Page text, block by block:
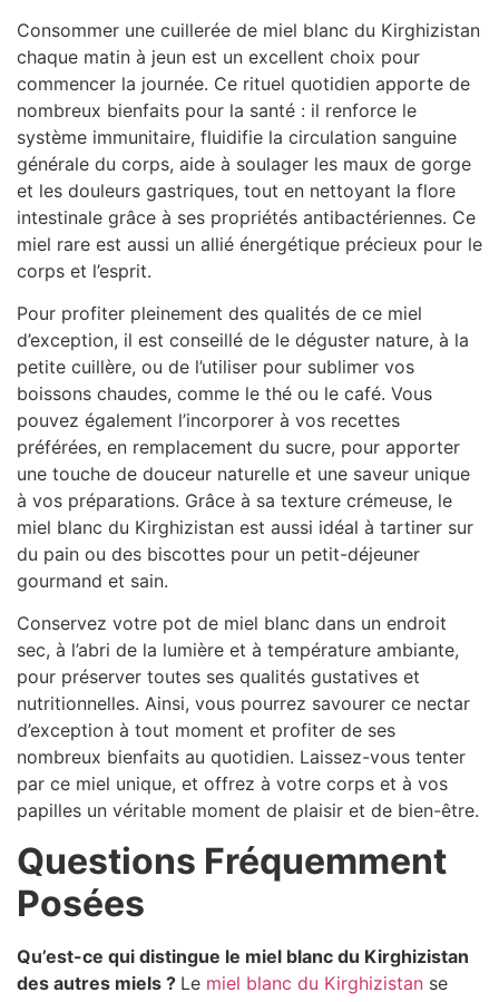
Consommer une cuillerée de miel blanc du Kirghizistan
chaque matin à jeun est un excellent choix pour
commencer la journée. Ce rituel quotidien apporte de
nombreux bienfaits pour la santé : il renforce le
système immunitaire, fluidifie la circulation sanguine
générale du corps, aide à soulager les maux de gorge
et les douleurs gastriques, tout en nettoyant la flore
intestinale grâce à ses propriétés antibactériennes. Ce
miel rare est aussi un allié énergétique précieux pour le
corps et l’esprit.
Pour profiter pleinement des qualités de ce miel
d’exception, il est conseillé de le déguster nature, à la
petite cuillère, ou de l’utiliser pour sublimer vos
boissons chaudes, comme le thé ou le café. Vous
pouvez également l’incorporer à vos recettes
préférées, en remplacement du sucre, pour apporter
une touche de douceur naturelle et une saveur unique
à vos préparations. Grâce à sa texture crémeuse, le
miel blanc du Kirghizistan est aussi idéal à tartiner sur
du pain ou des biscottes pour un petit-déjeuner
gourmand et sain.
Conservez votre pot de miel blanc dans un endroit
sec, à l’abri de la lumière et à température ambiante,
pour préserver toutes ses qualités gustatives et
nutritionnelles. Ainsi, vous pourrez savourer ce nectar
d’exception à tout moment et profiter de ses
nombreux bienfaits au quotidien. Laissez-vous tenter
par ce miel unique, et offrez à votre corps et à vos
papilles un véritable moment de plaisir et de bien-être.
Questions Fréquemment
Posées
Qu’est-ce qui distingue le miel blanc du Kirghizistan
des autres miels ? Le miel blanc du Kirghizistan se